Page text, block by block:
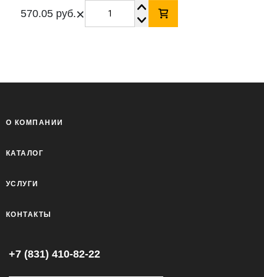
570.05 руб.×
О КОМПАНИИ
КАТАЛОГ
УСЛУГИ
КОНТАКТЫ
+7 (831) 410-82-22